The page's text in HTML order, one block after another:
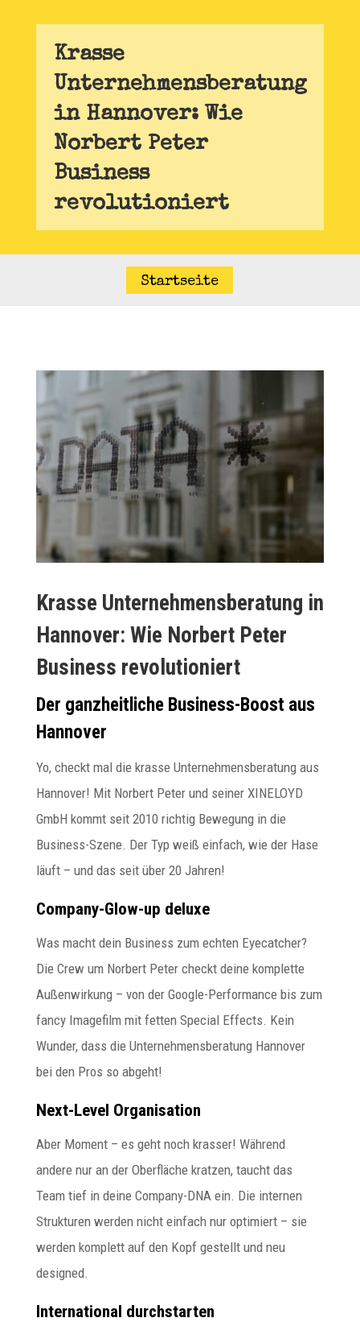
Krasse
Unternehmensberatung
in Hannover: Wie
Norbert Peter
Business
revolutioniert
Startseite
Krasse Unternehmensberatung in
Hannover: Wie Norbert Peter
Business revolutioniert
Der ganzheitliche Business-Boost aus
Hannover
Yo, checkt mal die krasse Unternehmensberatung aus
Hannover! Mit Norbert Peter und seiner XINELOYD
GmbH kommt seit 2010 richtig Bewegung in die
Business-Szene. Der Typ weiß einfach, wie der Hase
läuft – und das seit über 20 Jahren!
Company-Glow-up deluxe
Was macht dein Business zum echten Eyecatcher?
Die Crew um Norbert Peter checkt deine komplette
Außenwirkung – von der Google-Performance bis zum
fancy Imagefilm mit fetten Special Effects. Kein
Wunder, dass die Unternehmensberatung Hannover
bei den Pros so abgeht!
Next-Level Organisation
Aber Moment – es geht noch krasser! Während
andere nur an der Oberfläche kratzen, taucht das
Team tief in deine Company-DNA ein. Die internen
Strukturen werden nicht einfach nur optimiert – sie
werden komplett auf den Kopf gestellt und neu
designed.
International durchstarten